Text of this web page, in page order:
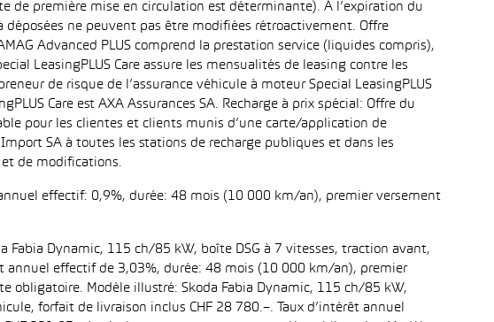
de première mise en circulation est déterminante). À l’expiration du
ne peuvent pas être modifiées rétroactivement. Offre
Advanced PLUS comprend la prestation service (liquides compris),
LeasingPLUS Care assure les mensualités de leasing contre les
de risque de l’assurance véhicule à moteur Special LeasingPLUS
Care est AXA Assurances SA. Recharge à prix spécial: Offre du
pour les clientes et clients munis d’une carte/application de
SA à toutes les stations de recharge publiques et dans les
et de modifications.
effectif: 0,9%, durée: 48 mois (10 000 km/an), premier versement
Fabia Dynamic, 115 ch/85 kW, boîte DSG à 7 vitesses, traction avant,
annuel effectif de 3,03%, durée: 48 mois (10 000 km/an), premier
obligatoire. Modèle illustré: Skoda Fabia Dynamic, 115 ch/85 kW,
forfait de livraison inclus CHF 28 780.–. Taux d’intérêt annuel